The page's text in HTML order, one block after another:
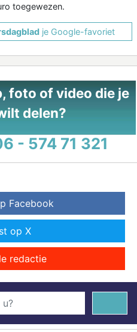
toegewezen.
je Google-favoriet
foto of video die je
delen?
- 574 71 321
Facebook
op X
redactie